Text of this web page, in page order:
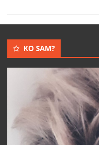
KO SAM?